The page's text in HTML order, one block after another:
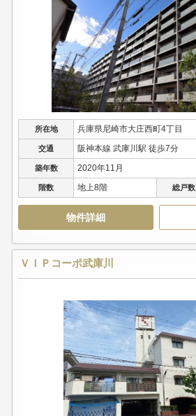
所在地 兵庫県尼崎市大庄西町4丁目
交通 阪神本線 武庫川駅 徒歩7分
築年数 2020年11月
階数 地上8階 総戸数
物件詳細
ＶＩＰコーポ武庫川